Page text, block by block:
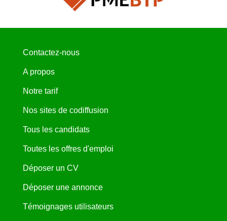
Contactez-nous
A propos
Notre tarif
Nos sites de codiffusion
Tous les candidats
Toutes les offres d'emploi
Déposer un CV
Déposer une annonce
Témoignages utilisateurs